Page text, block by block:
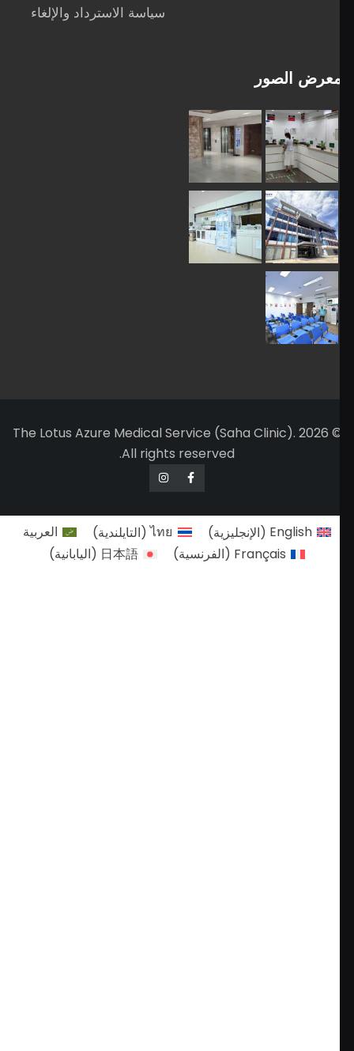
سياسة الاسترداد والإلغاء
© 2026 The Lotus Azure Medical Service (Saha
All rights reserved.
الإنجليزية)
ไทย
(التايلندية )
العربية
(الفرنسية)
日本語
( اليابانية)